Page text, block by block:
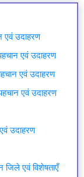
एवं उदाहरण
एवं उदाहरण
एवं उदाहरण
एवं उदाहरण
उदाहरण
जिले एवं विशेषताएँ